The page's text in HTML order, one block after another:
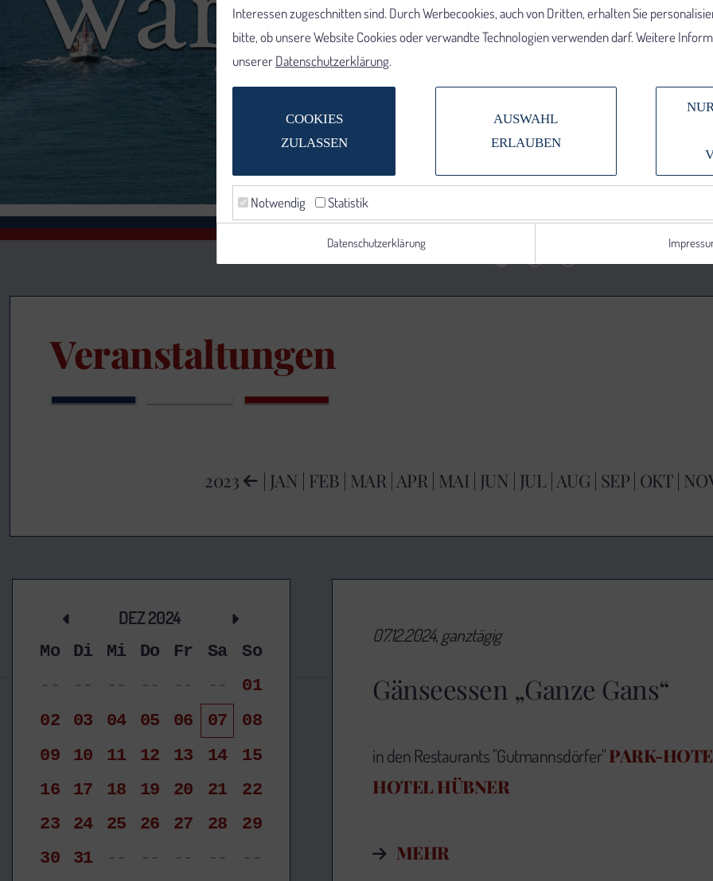
Veranstaltungen
2023 | JAN | FEB | MAR|APR| MAI | JUN | JUL |AUG | SEP| OKT|
DEZ 2024
Mo Di Mi Do Fr Sa
So
--
-- -- -- -- --
01
02
03 04 05 06 07
08
09
10 11 12 13 14
15
16
17 18 19 20 21
22
23
24 25 26 27 28
29
30
31 -- -- -- -- --
Gänseessen „Ganze Gans“
07.12.2024, ganztägig
in den Restaurants "Gutmannsdörfer"PARK-
HOTEL HÜBNER
MEHR
Interessen zugeschnitten sind. Durch Werbecookies, auch von Dritten, erhalten Sie
bitte, ob unsere Website Cookies oder verwandte Technologien verwenden darf. Weitere
unsererDatenschutzerklärung.
COOKIES
ZULASSEN
AUSWAHL
ERLAUBEN
Notwendig Statistik
Datenschutzerklärung